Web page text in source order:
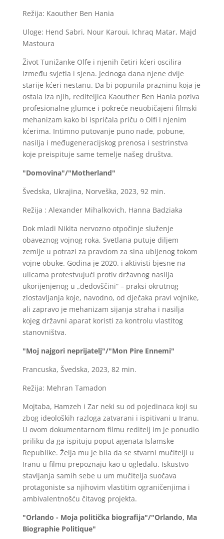
Režija: Kaouther Ben Hania
Uloge: Hend Sabri, Nour Karoui, Ichraq Matar, Majd
Mastoura
Život Tunižanke Olfe i njenih četiri kćeri oscilira
između svjetla i sjena. Jednoga dana njene dvije
starije kćeri nestanu. Da bi popunila prazninu koja je
ostala iza njih, rediteljica Kaouther Ben Hania poziva
profesionalne glumce i pokreće neuobičajeni filmski
mehanizam kako bi ispričala priču o Olfi i njenim
kćerima. Intimno putovanje puno nade, pobune,
nasilja i međugeneracijskog prenosa i sestrinstva
koje preispituje same temelje našeg društva.
"Domovina"/"Motherland"
Švedska, Ukrajina, Norveška, 2023, 92 min.
Režija : Alexander Mihalkovich, Hanna Badziaka
Dok mladi Nikita nervozno otpočinje služenje
obaveznog vojnog roka, Svetlana putuje diljem
zemlje u potrazi za pravdom za sina ubijenog tokom
vojne obuke. Godina je 2020. i aktivisti bjesne na
ulicama protestvujući protiv državnog nasilja
ukorijenjenog u „dedovščini“ – praksi okrutnog
zlostavljanja koje, navodno, od dječaka pravi vojnike,
ali zapravo je mehanizam sijanja straha i nasilja
kojeg državni aparat koristi za kontrolu vlastitog
stanovništva.
"Moj najgori neprijatelj"/"Mon Pire Ennemi"
Francuska, Švedska, 2023, 82 min.
Režija: Mehran Tamadon
Mojtaba, Hamzeh i Zar neki su od pojedinaca koji su
zbog ideoloških razloga zatvarani i ispitivani u Iranu.
U ovom dokumentarnom filmu reditelj im je ponudio
priliku da ga ispituju poput agenata Islamske
Republike. Želja mu je bila da se stvarni mučitelji u
Iranu u filmu prepoznaju kao u ogledalu. Iskustvo
stavljanja samih sebe u um mučitelja suočava
protagoniste sa njihovim vlastitim ograničenjima i
ambivalentnošću čitavog projekta.
"Orlando - Moja politička biografija"/"Orlando, Ma
Biographie Politique"